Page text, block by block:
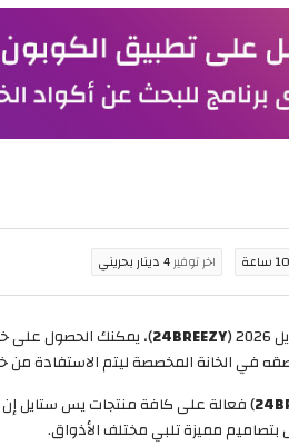
10 ساعة اخر توفير4 دينار بحريني
(
24BREEZY
بتصاميم مميزة تلبي مختلف الأذواق.